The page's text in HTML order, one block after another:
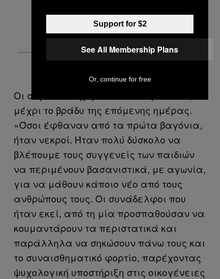
Οι σωροί συνέχιζαν να καταφθάνουν,
μέχρι το βράδυ της επόμενης ημέρας.
«Όσοι έφθαναν από τα πρώτα βαγόνια,
ήταν νεκροί. Ήταν πολύ δύσκολο να
βλέπουμε τους συγγενείς των παιδιών
να περιμένουν βασανιστικά, με αγωνία,
για να μάθουν κάποιο νέο από τους
ανθρώπους τους. Οι συνάδελφοι που
ήταν εκεί, από τη μία προσπαθούσαν να
κουμαντάρουν τα περιστατικά και
παράλληλα να σηκώσουν πάνω τους και
το συναισθηματικό φορτίο, παρέχοντας
ψυχολογική υποστήριξη στις οικογένειες
Support for $2
See All Membership Plans
Or, continue for free